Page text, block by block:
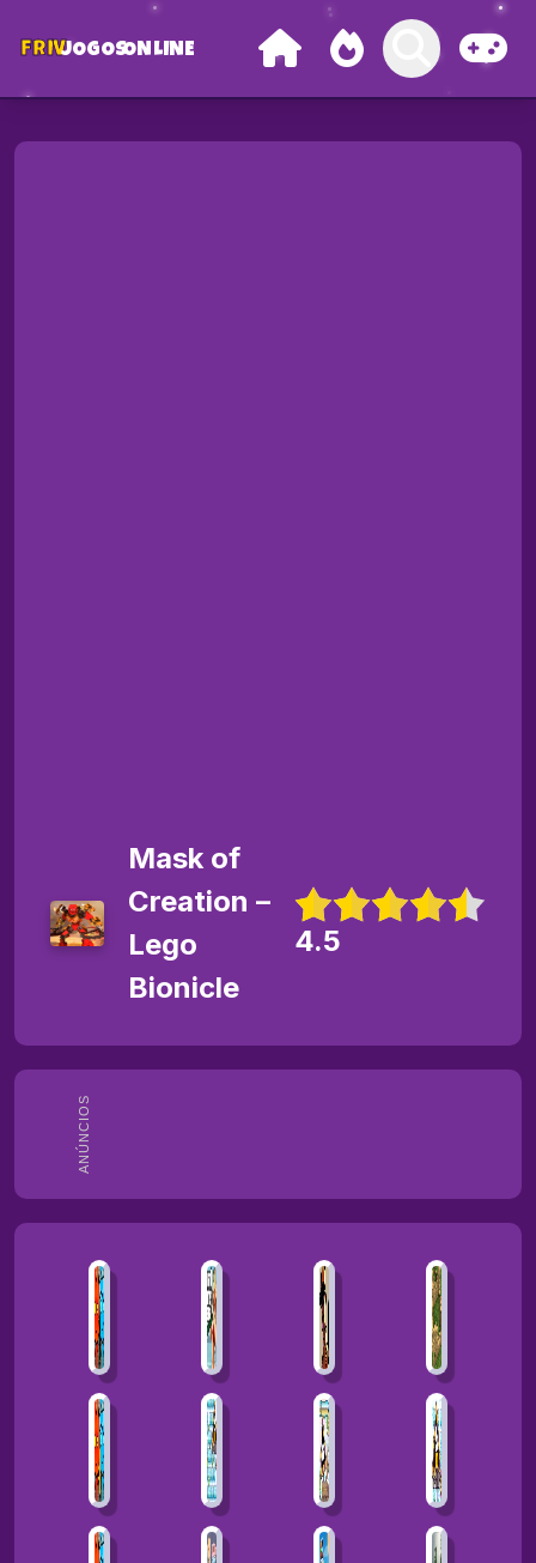
FRIVJOGOSONLINE
ANÚNCIOS
Mask of
Creation –
Lego
Bionicle
4.5